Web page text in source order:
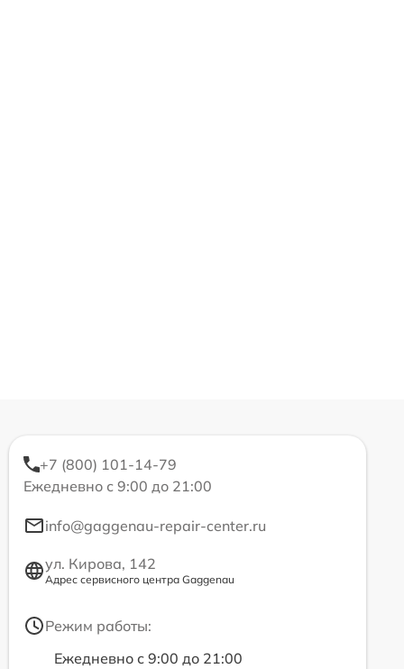
+7 (800) 101-14-79
Ежедневно с 9:00 до 21:00
info@gaggenau-repair-center.ru
ул. Кирова, 142
Адрес сервисного центра Gaggenau
Режим работы:
Ежедневно с 9:00 до 21:00